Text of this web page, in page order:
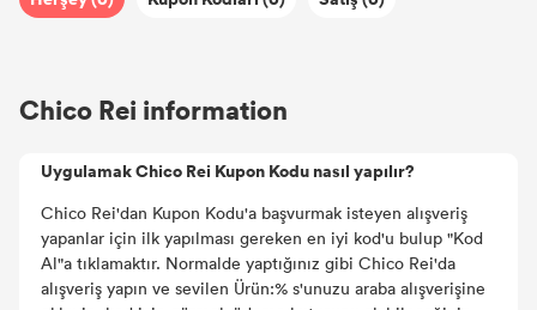
Chico Rei information
Uygulamak Chico Rei Kupon Kodu nasıl yapılır?
Chico Rei'dan Kupon Kodu'a başvurmak isteyen alışveriş
yapanlar için ilk yapılması gereken en iyi kod'u bulup "Kod
Al"a tıklamaktır. Normalde yaptığınız gibi Chico Rei'da
alışveriş yapın ve sevilen Ürün:% s'unuzu araba alışverişine